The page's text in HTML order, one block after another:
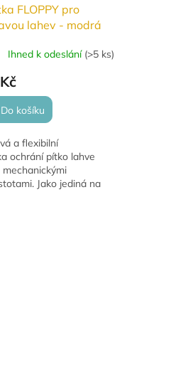
FLOPPY pro
lahev - modrá
Ihned k odeslání (>5 ks)
Do košíku
a flexibilní
ochrání pítko lahve
mechanickými
Jako jediná na